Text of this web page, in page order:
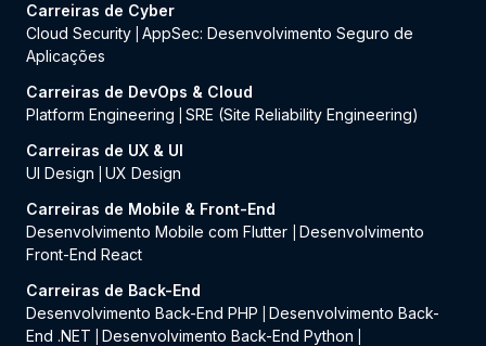
Carreiras de Cyber
Cloud Security AppSec: Desenvolvimento Seguro de
Aplicações
Carreiras de DevOps & Cloud
Platform Engineering
SRE (Site Reliability Engineering)
Carreiras de UX & UI
UI Design
UX Design
Carreiras de Mobile & Front-End
Desenvolvimento Mobile com Flutter
Desenvolvimento
Front-End React
Carreiras de Back-End
Desenvolvimento Back-End PHP
Desenvolvimento Back-
End .NET
Desenvolvimento Back-End Python